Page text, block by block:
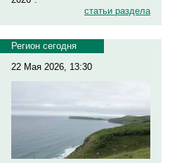
статьи раздела
Регион сегодня
22 Мая 2026, 13:30